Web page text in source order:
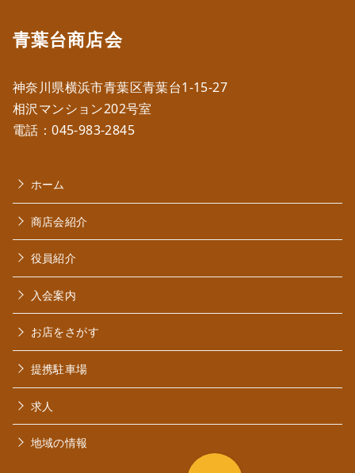
青葉台商店会
神奈川県横浜市青葉区青葉台1-15-27
相沢マンション202号室
電話：045-983-2845
ホーム
商店会紹介
役員紹介
入会案内
お店をさがす
提携駐車場
求人
地域の情報